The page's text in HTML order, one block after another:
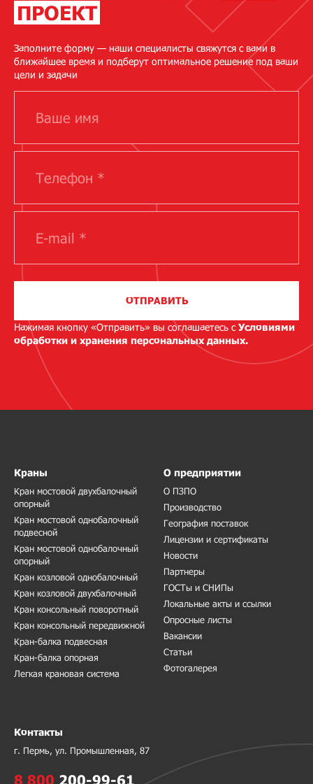
ПРОЕКТ
Заполните форму — наши специалисты свяжутся с вами в
ближайшее время и подберут оптимальное решение под ваши
цели и задачи
ОТПРАВИТЬ
Нажимая кнопку «Отправить» вы соглашаетесь сУсловиями
обработки и хранения персональных данных.
Краны
Кран мостовой двухбалочный
опорный
Кран мостовой однобалочный
подвесной
Кран мостовой однобалочный
опорный
Кран козловой однобалочный
Кран козловой двухбалочный
Кран консольный поворотный
Кран консольный передвижной
Кран-балка подвесная
Кран-балка опорная
Легкая крановая система
О предприятии
О ПЗПО
Производство
География поставок
Лицензии и сертификаты
Новости
Партнеры
ГОСТы и СНИПы
Локальные акты и ссылки
Опросные листы
Вакансии
Статьи
Фотогалерея
Контакты
г. Пермь, ул. Промышленная, 87
8 800 200-99-61